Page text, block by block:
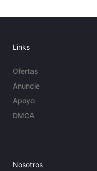
Links
Ofertas
Anuncie
Apoyo
DMCA
Nosotros